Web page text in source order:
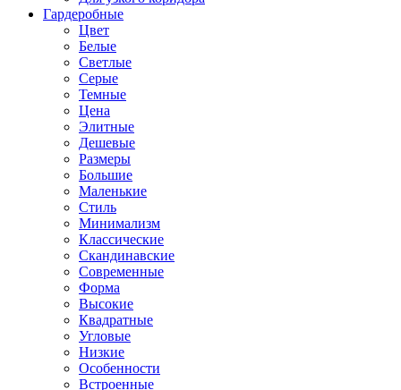
Гардеробные
Цвет
Белые
Светлые
Серые
Темные
Цена
Элитные
Дешевые
Размеры
Большие
Маленькие
Стиль
Минимализм
Классические
Скандинавские
Современные
Форма
Высокие
Квадратные
Угловые
Низкие
Особенности
Встроенные